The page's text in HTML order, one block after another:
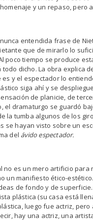
y un repaso, pero
entendida frase de
que de mirarlo lo
poco tiempo se produce
dicho. La obra explica
es y el espectador lo
siga ahí y se
de planicie, de
el dramaturgo se guardó
la tumba algunos de los
se hayan visto sobre un
del ávido espectador.
no es un mero artificio para
un manifiesto ético-
de fondo y de
plástica (su casa está
luego fue actriz, pero
hay una actriz, una